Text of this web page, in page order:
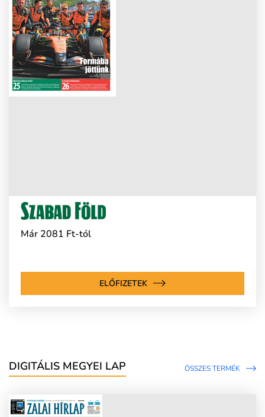
Már 2081 Ft-tól
ELŐFIZETEK
DIGITÁLIS MEGYEI LAP ÖSSZES TERMÉK